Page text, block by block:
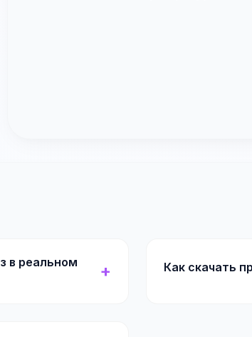
в реальном
Как скачать